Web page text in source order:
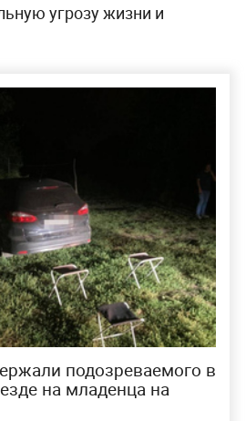
угрозу жизни и
подозреваемого в
на младенца на